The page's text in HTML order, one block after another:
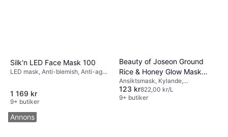
Silk'n LED Face Mask 100
LED mask, Anti-blemish, Anti-age,
1 169 kr
9+ butiker
Beauty of Joseon Ground
Rice & Honey Glow Mask
150ml
Ansiktsmask, Kylande,
Återfuktande, Vitgörande,
Vårdande, Utslätande,
123 kr822,00 kr/L
9+ butiker
Annons